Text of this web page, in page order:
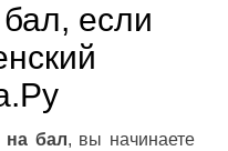
если
на бал, вы начинаете